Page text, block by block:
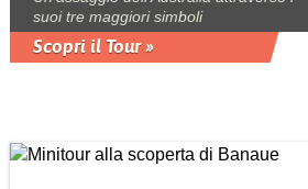
suoi tre maggiori simboli
Scopri il Tour »